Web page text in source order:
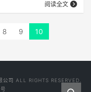
爆品牌自然流量 在本
过于押中顶流代言人
业，安踏从2月5日
在主账号…
阅读全文
8 9 10
司 ALL RIGHTS RESERVED.